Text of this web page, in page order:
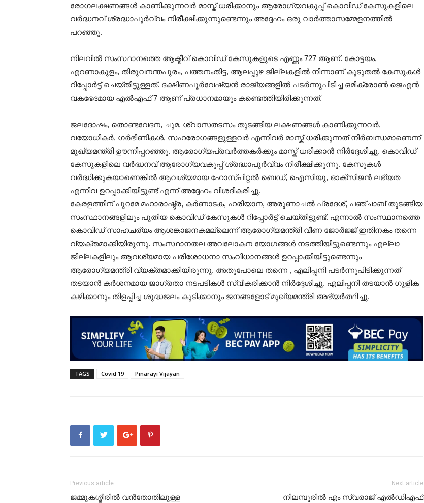
രോഗലക്ഷണങ്ങൾ കാണിക്കുന്നവർ മാസ്ക് ധരിക്കാനും ആരോഗ്യവകുപ്പ് കൊവിഡ് കേസുകളിലെ
വർദ്ധനവ് ശ്രദ്ധാപൂർവ്വം നിരീക്ഷിക്കുന്നുണ്ടെന്നും അദ്ദേഹം ഒരു വാർത്താസമ്മേളനത്തിൽ
പറഞ്ഞു.
നിലവിൽ സംസ്ഥാനത്തെ ആക്ടീവ് കൊവിഡ് കേസുകളുടെ എണ്ണം 727 ആണ്. കോട്ടയം,
എറണാകുളം, തിരുവനന്തപുരം, പത്തനംതിട്ട, ആലപ്പുഴ ജില്ലകളിൽ നിന്നാണ് കൂടുതൽ കേസുകൾ
റിപ്പോർട്ട് ചെയ്തിട്ടുള്ളത്. ദക്ഷിണപൂർവേഷ്യൻ രാജ്യങ്ങളിൽ പടർന്നുപിടിച്ച ഒമിക്രോൺ ജെഎൻ
വകഭേദമായ എൽഎഫ് 7 ആണ് പ്രധാനമായും കണ്ടെത്തിയിരിക്കുന്നത്.
ജലദോഷം, തൊണ്ടവേദന, ചുമ, ശ്വാസതടസം തുടങ്ങിയ ലക്ഷണങ്ങൾ കാണിക്കുന്നവർ,
വയോധികർ, ഗർഭിണികൾ, സഹരോഗങ്ങളുള്ളവർ എന്നിവർ മാസ്ക് ധരിക്കുന്നത് നിർബന്ധമാണെന്ന്
മുഖ്യമന്ത്രി ഊന്നിപ്പറഞ്ഞു. ആരോഗ്യപ്രവർത്തകർക്കും മാസ്ക് ധരിക്കാൻ നിർദ്ദേശിച്ചു. കൊവിഡ്
കേസുകളിലെ വർദ്ധനവ് ആരോഗ്യവകുപ്പ് ശ്രദ്ധാപൂർവ്വം നിരീക്ഷിക്കുന്നു. കേസുകൾ
വർദ്ധിക്കുകയാണെങ്കിൽ ആവശ്യമായ ഹോസ്പിറ്റൽ ബെഡ്, ഐസിയു, ഓക്സിജൻ ലഭ്യത
എന്നിവ ഉറപ്പാക്കിയിട്ടുണ്ട് എന്ന് അദ്ദേഹം വിശദീകരിച്ചു.
കേരളത്തിന് പുറമേ മഹാരാഷ്ട്ര, കർണാടക, ഹരിയാന, അരുണാചൽ പ്രദേശ്, പഞ്ചാബ് തുടങ്ങിയ
സംസ്ഥാനങ്ങളിലും പുതിയ കൊവിഡ് കേസുകൾ റിപ്പോർട്ട് ചെയ്തിട്ടുണ്ട്. എന്നാൽ സംസ്ഥാനത്തെ
കൊവിഡ് സാഹചര്യം ആശങ്കാജനകമല്ലെന്ന് ആരോഗ്യമന്ത്രി വീണ ജോർജ്ജ് ഇതിനകം തന്നെ
വ്യക്തമാക്കിയിരുന്നു. സംസ്ഥാനതല അവലോകന യോഗങ്ങൾ നടത്തിയിട്ടുണ്ടെന്നും എല്ലാ
ജില്ലകളിലും ആവശ്യമായ പരിശോധനാ സംവിധാനങ്ങൾ ഉറപ്പാക്കിയിട്ടുണ്ടെന്നും
ആരോഗ്യമന്ത്രി വ്യക്തമാക്കിയിരുന്നു. അതുപോലെ തന്നെ , എലിപ്പനി പടർന്നുപിടിക്കുന്നത്
തടയാൻ കർശനമായ ജാഗ്രതാ നടപടികൾ സ്വീകരിക്കാൻ നിർദ്ദേശിച്ചു. എലിപ്പനി തടയാൻ ഗുളിക
കഴിക്കാനും തിളപ്പിച്ച ശുദ്ധജലം കുടിക്കാനും ജനങ്ങളോട് മുഖ്യമന്ത്രി അഭ്യർത്ഥിച്ചു.
TAGS Covid 19 Pinarayi Vijayan
Previous article
ജമ്മുകശ്മീരിൽ വൻതോതിലുള്ള
Next article
നിലമ്പൂരില്‍ എം സ്വരാജ് എല്‍ഡിഎഫ്